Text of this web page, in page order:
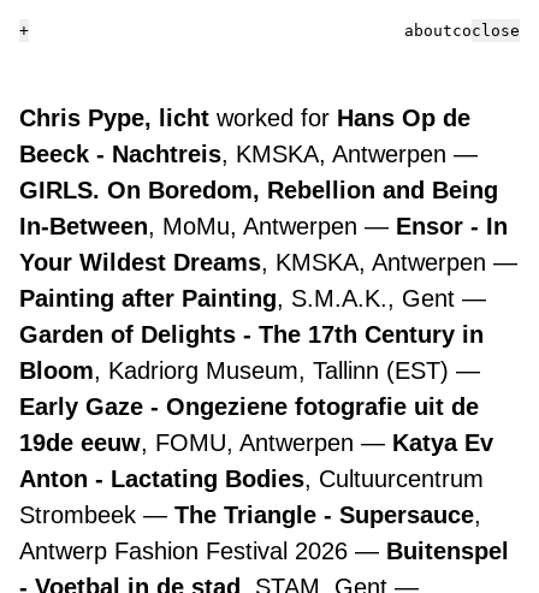
+ aboutcontact
Chris Pype, licht worked for Hans Op de
Beeck - Nachtreis, KMSKA, Antwerpen
GIRLS. On Boredom, Rebellion and Being
In-Between, MoMu, Antwerpen
Ensor - In
Your Wildest Dreams, KMSKA, Antwerpen
Painting after Painting, S.M.A.K., Gent
Garden of Delights - The 17th Century in
Bloom, Kadriorg Museum, Tallinn (EST)
Early Gaze - Ongeziene fotografie uit de
19de eeuw, FOMU, Antwerpen
Katya Ev
Anton - Lactating Bodies, Cultuurcentrum
Strombeek
The Triangle - Supersauce,
Antwerp Fashion Festival 2026
Buitenspel
- Voetbal in de stad, STAM, Gent
close